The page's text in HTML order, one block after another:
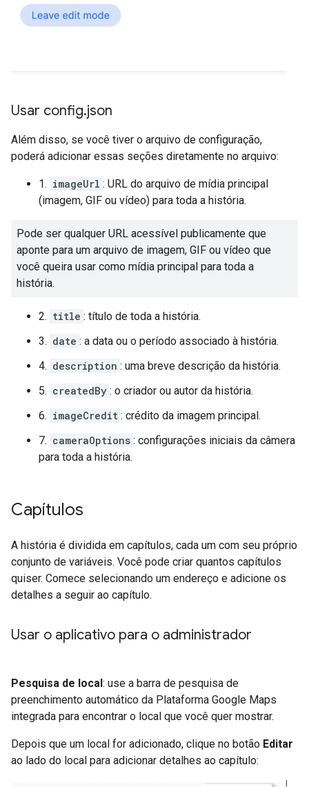
Usar config.json
Além disso, se você tiver o arquivo de configuração,
poderá adicionar essas seções diretamente no arquivo:
1. imageUrl : URL do arquivo de mídia principal
(imagem, GIF ou vídeo) para toda a história.
Pode ser qualquer URL acessível publicamente que
aponte para um arquivo de imagem, GIF ou vídeo que
você queira usar como mídia principal para toda a
história.
2. title : título de toda a história.
3. date : a data ou o período associado à história.
4. description : uma breve descrição da história.
5. createdBy : o criador ou autor da história.
6. imageCredit : crédito da imagem principal.
7. cameraOptions : configurações iniciais da câmera
para toda a história.
Capítulos
A história é dividida em capítulos, cada um com seu próprio
conjunto de variáveis. Você pode criar quantos capítulos
quiser. Comece selecionando um endereço e adicione os
detalhes a seguir ao capítulo.
Usar o aplicativo para o administrador
Pesquisa de local: use a barra de pesquisa de
preenchimento automático da Plataforma Google Maps
integrada para encontrar o local que você quer mostrar.
Depois que um local for adicionado, clique no botão Editar
ao lado do local para adicionar detalhes ao capítulo: